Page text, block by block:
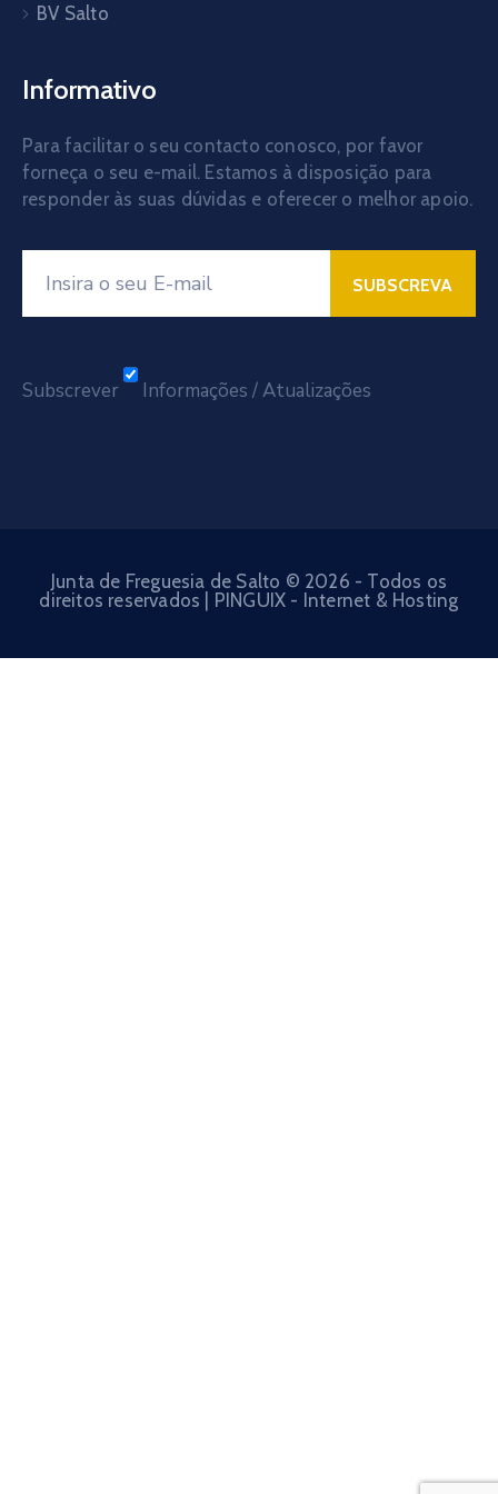
BV Salto
Informativo
Para facilitar o seu contacto conosco, por favor
forneça o seu e-mail. Estamos à disposição para
responder às suas dúvidas e oferecer o melhor apoio.
Subscrever Informações / Atualizações
Junta de Freguesia de Salto © 2026 - Todos os
direitos reservados | PINGUIX - Internet & Hosting